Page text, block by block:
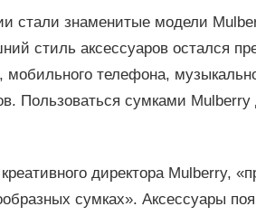
стали знаменитые модели
стиль аксессуаров остался
мобильного телефона,
Пользоваться сумками
директора Mulberry,
сумках». Аксессуары